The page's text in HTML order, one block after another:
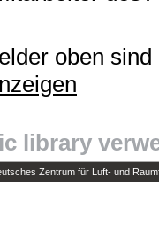
oben
library
Zentrum für Luft- und